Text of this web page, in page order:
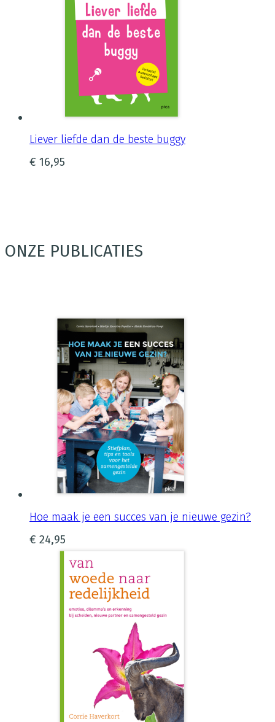
Liever liefde dan de beste buggy
€ 16,95
ONZE PUBLICATIES
Hoe maak je een succes van je nieuwe gezin?
€ 24,95